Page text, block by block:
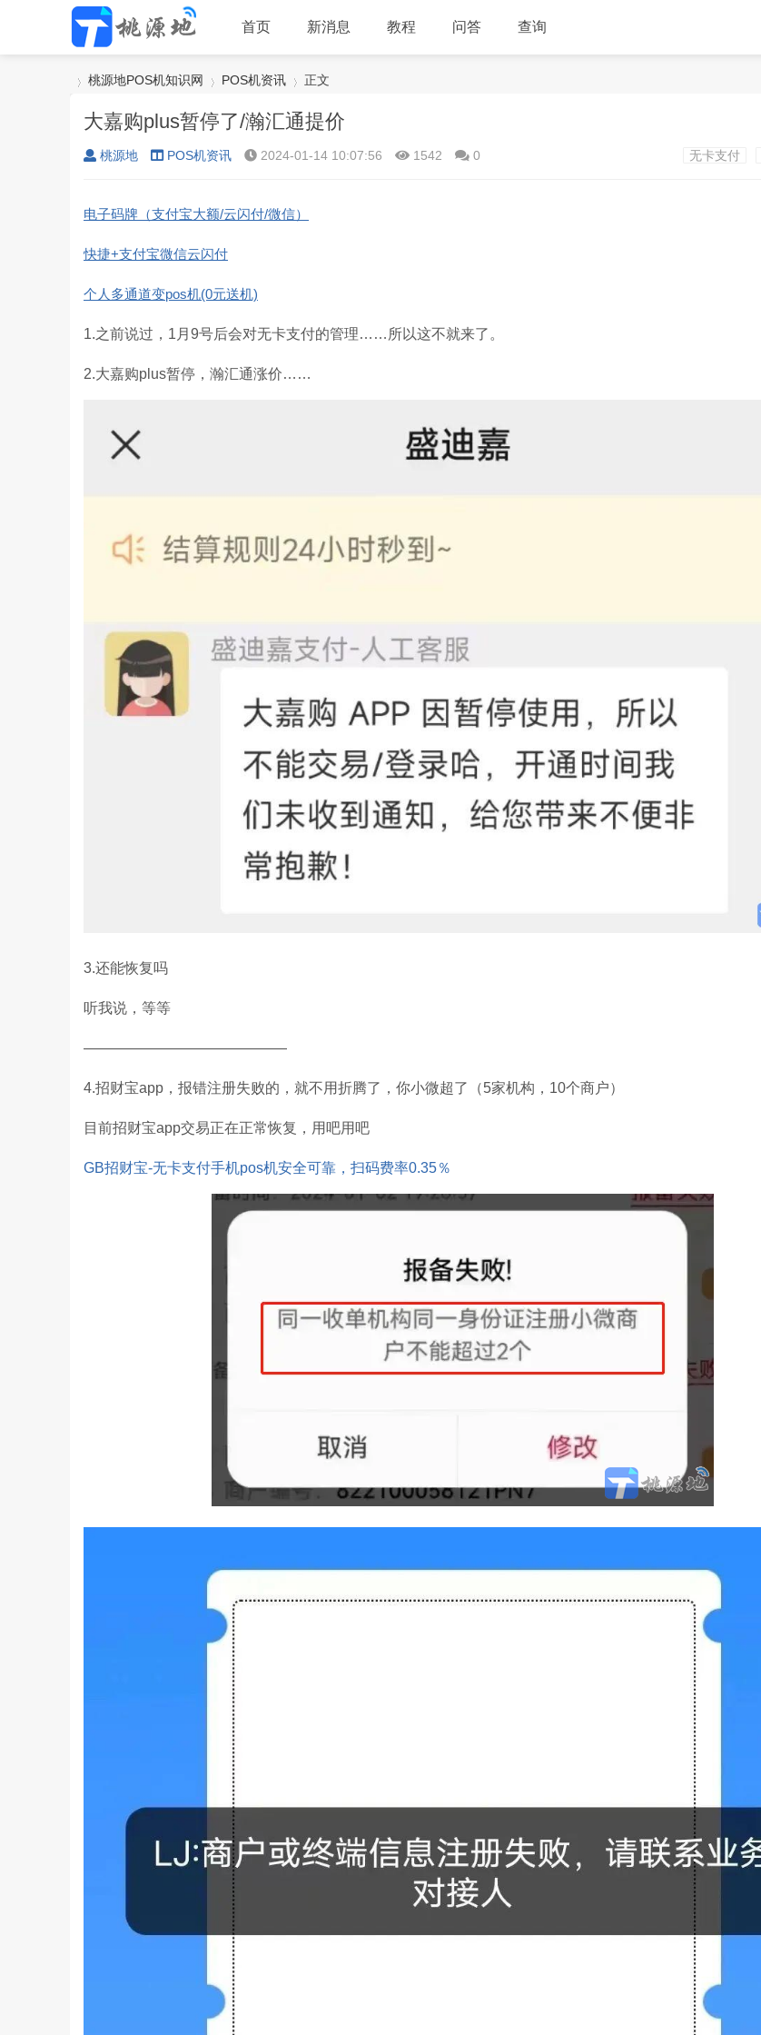
首页 新消息 教程 问答 查询
桃源地POS机知识网
›
POS机资讯
›
正文
大嘉购plus暂停了/瀚汇通提价
桃源地 POS机资讯 2024-01-14 10:07:56 1542 0 无卡支付
电子码牌（支付宝大额/云闪付/微信）
快捷+支付宝微信云闪付
个人多通道变pos机(0元送机)
1.之前说过，1月9号后会对无卡支付的管理……所以这不就来了。
2.大嘉购plus暂停，瀚汇通涨价……
3.还能恢复吗
听我说，等等
——————————————
4.招财宝app，报错注册失败的，就不用折腾了，你小微超了（5家机构，10个商户）
目前招财宝app交易正在正常恢复，用吧用吧
GB招财宝-无卡支付手机pos机安全可靠，扫码费率0.35％